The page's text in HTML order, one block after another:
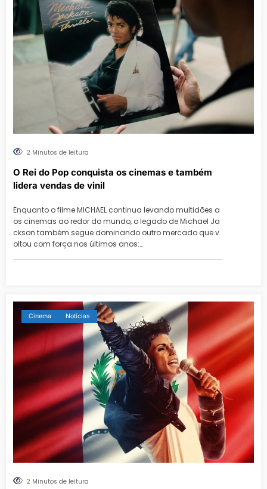
2 Minutos de leitura
O Rei do Pop conquista os cinemas e também
lidera vendas de vinil
Enquanto o filme MICHAEL continua levando multidões a
os cinemas ao redor do mundo, o legado de Michael Ja
ckson também segue dominando outro mercado que v
oltou com força nos últimos anos:…
Cinema Notícias
2 Minutos de leitura